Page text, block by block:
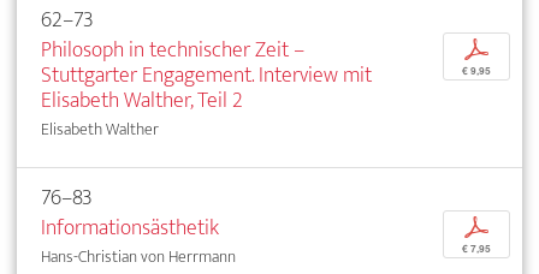
62–73
Philosoph in technischer Zeit –
Stuttgarter Engagement. Interview mit
Elisabeth Walther, Teil 2
Elisabeth Walther
p
€ 9,95
76–83
Informationsästhetik
Hans-Christian von Herrmann
p
€ 7,95